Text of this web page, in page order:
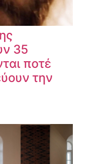
35
ποτέ
την